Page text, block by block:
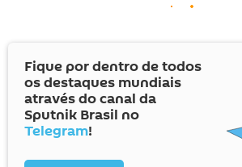
Fique por dentro de todos
os destaques mundiais
através do canal da
Sputnik Brasil no
Telegram!